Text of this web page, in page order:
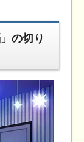
の切り